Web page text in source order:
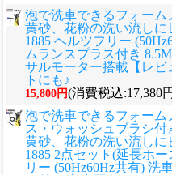
泡で洗車できるフォーム
黄砂、花粉の洗い流しに
1885 ヘルツフリー
ムランスプラス付き
サルモーター搭載【レ
トにも♪
15,800円(消費税込:17,380
泡で洗車できるフォー
ス・ウォッシュブラシ付
黄砂、花粉の洗い流しに
1885 2点セット(延長ホ
リー (50Hz60Hz共有) 洗